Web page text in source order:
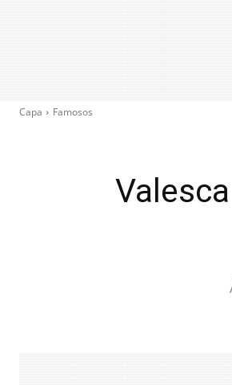
Capa Famosos